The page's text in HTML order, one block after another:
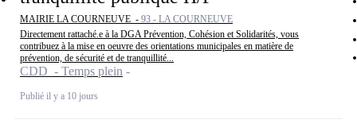
MAIRIE LA COURNEUVE - 93 - LA COURNEUVE
Directement rattaché.e à la DGA Prévention, Cohésion et Solidarités, vous
contribuez à la mise en oeuvre des orientations municipales en matière de
prévention, de sécurité et de tranquillité...
CDD - Temps plein
Publié il y a 10 jours